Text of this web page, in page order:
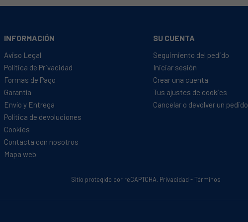
INFORMACIÓN
Aviso Legal
Política de Privacidad
Formas de Pago
Garantía
Envío y Entrega
Política de devoluciones
Cookies
Contacta con nosotros
Mapa web
SU CUENTA
Seguimiento del pedido
Iniciar sesión
Crear una cuenta
Tus ajustes de cookies
Cancelar o devolver un pedido
Sitio protegido por reCAPTCHA. Privacidad -Términos